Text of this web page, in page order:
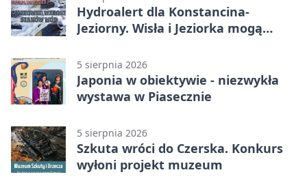
Hydroalert dla Konstancina-
Jeziorny. Wisła i Jeziorka mogą
5 sierpnia 2026
Japonia w obiektywie - niezwykła
wystawa w Piasecznie
5 sierpnia 2026
Szkuta wróci do Czerska. Konkurs
wyłoni projekt muzeum